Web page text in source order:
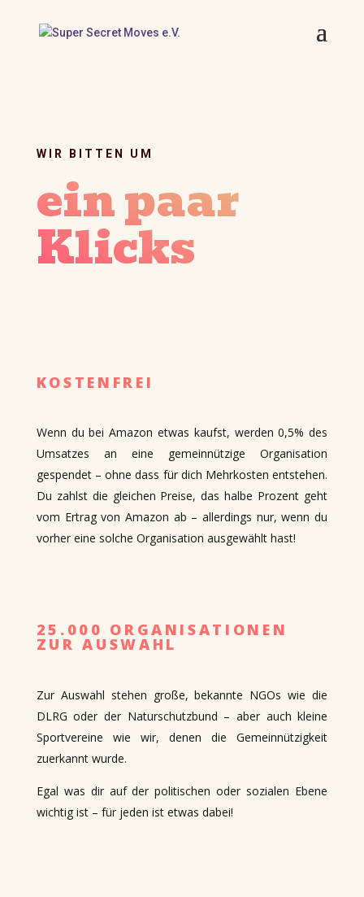
WIR BITTEN UM
ein paar
Klicks
KOSTENFREI
Wenn du bei Amazon etwas kaufst, werden 0,5% des
Umsatzes an eine gemeinnützige Organisation
gespendet – ohne dass für dich Mehrkosten entstehen.
Du zahlst die gleichen Preise, das halbe Prozent geht
vom Ertrag von Amazon ab – allerdings nur, wenn du
vorher eine solche Organisation ausgewählt hast!
25.000 ORGANISATIONEN
ZUR AUSWAHL
Zur Auswahl stehen große, bekannte NGOs wie die
DLRG oder der Naturschutzbund – aber auch kleine
Sportvereine wie wir, denen die Gemeinnützigkeit
zuerkannt wurde.
Egal was dir auf der politischen oder sozialen Ebene
wichtig ist – für jeden ist etwas dabei!